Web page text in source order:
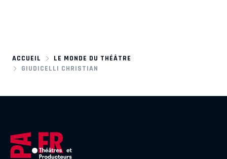
ACCUEIL
LE MONDE DU THÉÂTRE
GIUDICELLI CHRISTIAN